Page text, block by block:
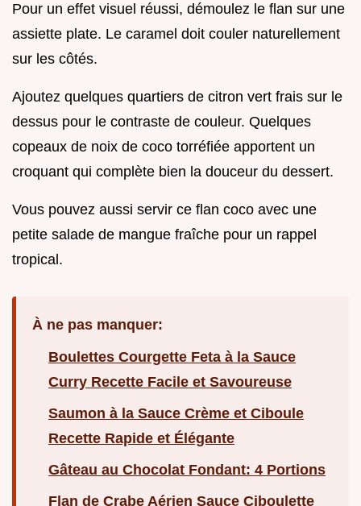
Pour un effet visuel réussi, démoulez le flan sur une
assiette plate. Le caramel doit couler naturellement
sur les côtés.
Ajoutez quelques quartiers de citron vert frais sur le
dessus pour le contraste de couleur. Quelques
copeaux de noix de coco torréfiée apportent un
croquant qui complète bien la douceur du dessert.
Vous pouvez aussi servir ce flan coco avec une
petite salade de mangue fraîche pour un rappel
tropical.
À ne pas manquer:
Boulettes Courgette Feta à la Sauce
Curry Recette Facile et Savoureuse
Saumon à la Sauce Crème et Ciboule
Recette Rapide et Élégante
Gâteau au Chocolat Fondant: 4 Portions
Flan de Crabe Aérien Sauce Ciboulette